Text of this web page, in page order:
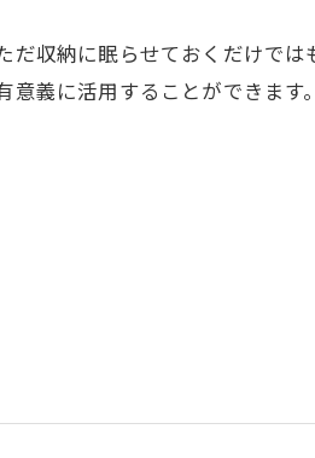
だ収納に眠らせておくだけでは
意義に活用することができます